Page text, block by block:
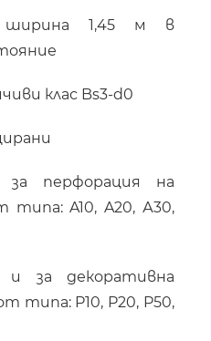
ширина 1,45 м в
клас Bs3-d0
за перфорация на
A10, A20, А30,
и за декоративна
типа: P10, P20, P50,